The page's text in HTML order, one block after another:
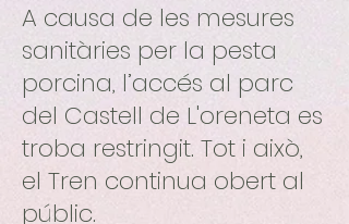
A causa de les mesures
sanitàries per la pesta
porcina, l’accés al parc
del Castell de L'oreneta es
troba restringit. Tot i això,
el Tren continua obert al
públic.